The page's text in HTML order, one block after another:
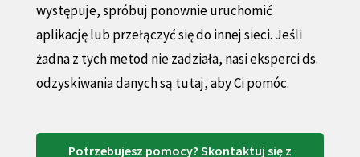
występuje, spróbuj ponownie uruchomić
aplikację lub przełączyć się do innej sieci. Jeśli
żadna z tych metod nie zadziała, nasi eksperci ds.
odzyskiwania danych są tutaj, aby Ci pomóc.
Potrzebujesz pomocy? Skontaktuj się z